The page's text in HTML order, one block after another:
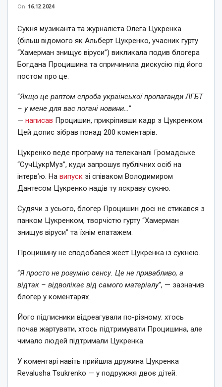
On 16.12.2024
Сукня музиканта та журналіста Олега Цукренка
(більш відомого як Альберт Цукренко, учасник гурту
“Хамерман знищує віруси”) викликала подив блогера
Богдана Процишина та спричинила дискусію під його
постом про це.
“Якщо це раптом спроба української пропаганди ЛГБТ
– у мене для вас погані новини…”
— написав Процишин, прикріпивши кадр з Цукренком.
Цей допис зібрав понад 200 коментарів.
Цукренко веде програму на телеканалі Громадське
“СучЦукрМуз”, куди запрошує публічних осіб на
інтерв’ю. На випуск зі співаком Володимиром
Дантесом Цукренко надів ту яскраву сукню.
Судячи з усього, блогер Процишин досі не стикався з
панком Цукренком, творчістю гурту “Хамерман
знищує віруси” та їхнім епатажем.
Процишину не сподобався жест Цукренка із сукнею.
“Я просто не розумію сенсу. Це не привабливо, а
відтак – відволікає від самого матеріалу“, — зазначив
блогер у коментарях.
Його підписники відреагували по-різному: хтось
почав жартувати, хтось підтримувати Процишина, але
чимало людей підтримали Цукренка.
У коментарі навіть прийшла дружина Цукренка
Revalusha Tsukrenko — у подружжя двоє дітей.